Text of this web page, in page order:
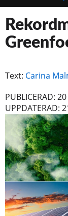
Text: Carina
PUBLICERAD:
UPPDATERAD: